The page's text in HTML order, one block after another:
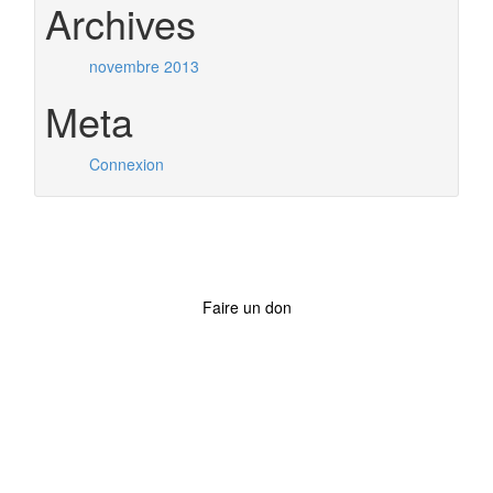
Archives
novembre 2013
Meta
Connexion
Faire un don